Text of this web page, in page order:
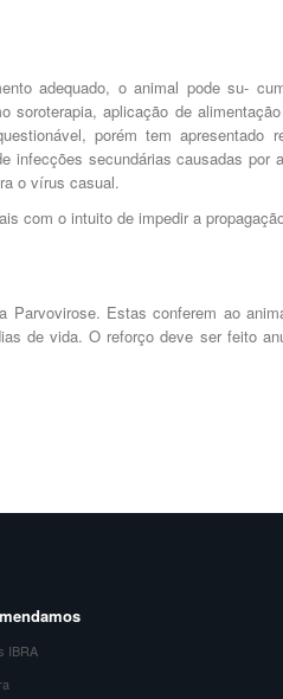
adequado, o animal pode su-
soroterapia, aplicação de
porém tem apresentado
infecções secundárias causadas por
o vírus casual.
com o intuito de impedir a
Estas conferem ao
de vida. O reforço deve ser feito
IBRA